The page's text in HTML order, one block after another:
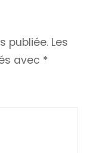
publiée. Les
avec *